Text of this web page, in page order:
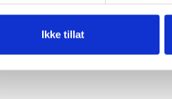
Ikke tillat